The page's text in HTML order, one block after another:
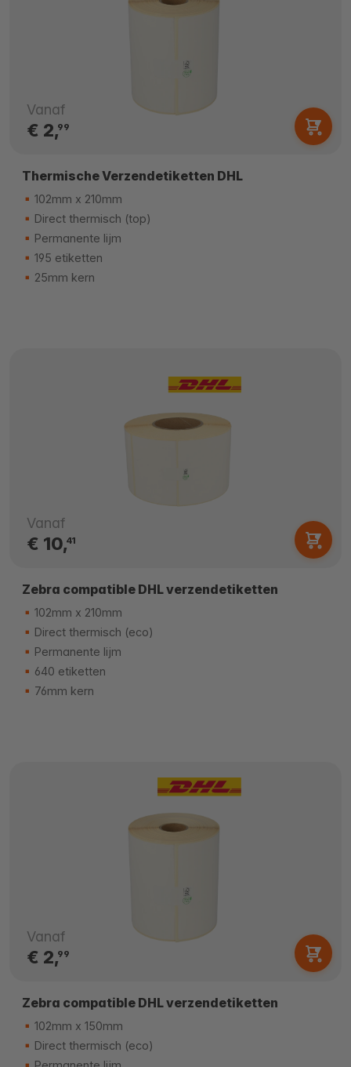
Vanaf
€ 2,99
Thermische Verzendetiketten DHL
102mm x 210mm
Direct thermisch (top)
Permanente lijm
195 etiketten
25mm kern
Vanaf
€ 10,41
Zebra compatible DHL verzendetiketten
102mm x 210mm
Direct thermisch (eco)
Permanente lijm
640 etiketten
76mm kern
Vanaf
€ 2,99
Zebra compatible DHL verzendetiketten
102mm x 150mm
Direct thermisch (eco)